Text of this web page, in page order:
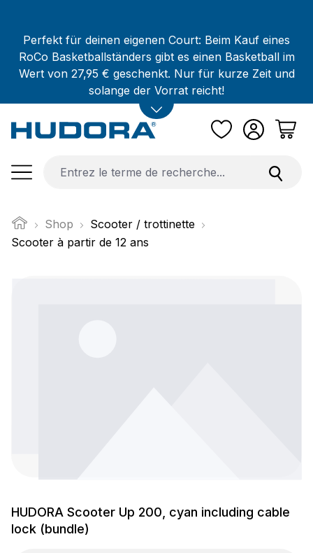
Perfekt für deinen eigenen Court: Beim Kauf eines
RoCo Basketballständers gibt es einen Basketball im
Wert von 27,95 € geschenkt. Nur für kurze Zeit und
solange der Vorrat reicht!
Shop
Scooter / trottinette
Scooter à partir de 12 ans
HUDORA Scooter Up 200, cyan including cable
lock (bundle)